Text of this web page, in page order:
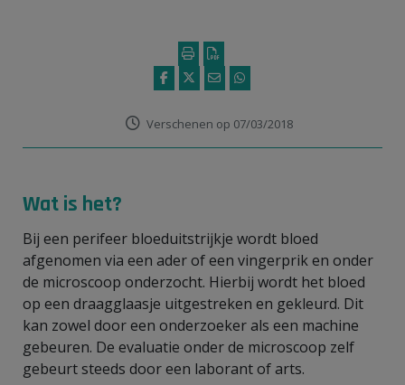
Verschenen op 07/03/2018
Wat is het?
Bij een perifeer bloeduitstrijkje wordt bloed
afgenomen via een ader of een vingerprik en onder
de microscoop onderzocht. Hierbij wordt het bloed
op een draagglaasje uitgestreken en gekleurd. Dit
kan zowel door een onderzoeker als een machine
gebeuren. De evaluatie onder de microscoop zelf
gebeurt steeds door een laborant of arts.